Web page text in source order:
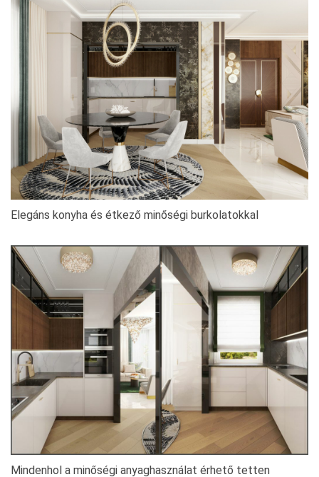
Elegáns konyha és étkező minőségi burkolatokkal
Mindenhol a minőségi anyaghasználat érhető tetten